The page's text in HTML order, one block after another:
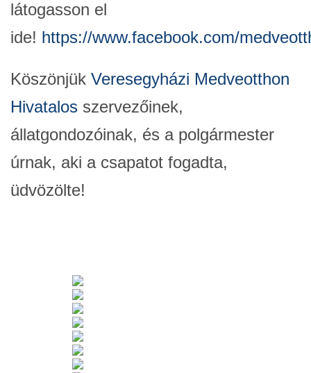
látogasson el
ide! https://www.facebook.com/
Köszönjük Veresegyházi Medveotthon
Hivatalos szervezőinek,
állatgondozóinak, és a polgármester
úrnak, aki a csapatot fogadta,
üdvözölte!